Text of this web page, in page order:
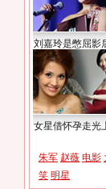
刘嘉玲是憋屈影
女星借怀孕走光
朱军 赵薇 电影
笑 明星